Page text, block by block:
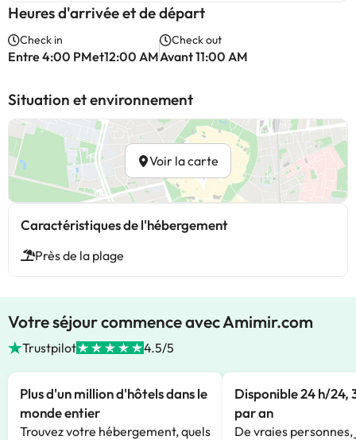
Heures d'arrivée et de départ
Check in
Entre 4:00 PMet12:00 AM
Check out
Avant 11:00 AM
Situation et environnement
Voir la carte
Caractéristiques de l'hébergement
Près de la plage
Votre séjour commence avec Amimir.com
Trustpilot 4.5/5
Plus d'un million d'hôtels dans le
monde entier
Trouvez votre hébergement, quels
Disponible 24 h/24,
par an
De vraies